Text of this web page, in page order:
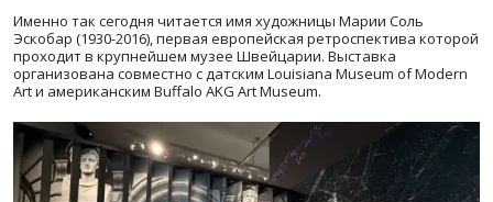
Именно так сегодня читается имя художницы Марии Соль
Эскобар (1930-2016), первая европейская ретроспектива которой
проходит в крупнейшем музее Швейцарии. Выставка
организована совместно с датским Louisiana Museum of Modern
Art и американским Buffalo AKG Art Museum.